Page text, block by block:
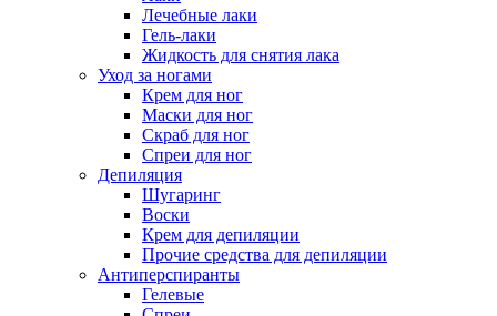
Лечебные лаки
Гель-лаки
Жидкость для снятия лака
Уход за ногами
Крем для ног
Маски для ног
Скраб для ног
Спреи для ног
Депиляция
Шугаринг
Воски
Крем для депиляции
Прочие средства для депиляции
Антиперспиранты
Гелевые